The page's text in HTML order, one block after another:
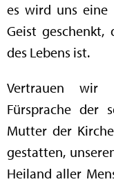
es wird uns eine
Geist
des Lebens ist.
Vertrauen wir
Fürsprache der
Mutter der
gestatten,
Heiland aller